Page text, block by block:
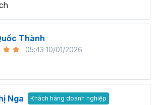
Thành
05:43 10/01/2026
Nga Khách hàng doanh nghiệp